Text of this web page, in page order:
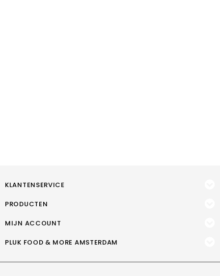
KLANTENSERVICE
PRODUCTEN
MIJN ACCOUNT
PLUK FOOD & MORE AMSTERDAM